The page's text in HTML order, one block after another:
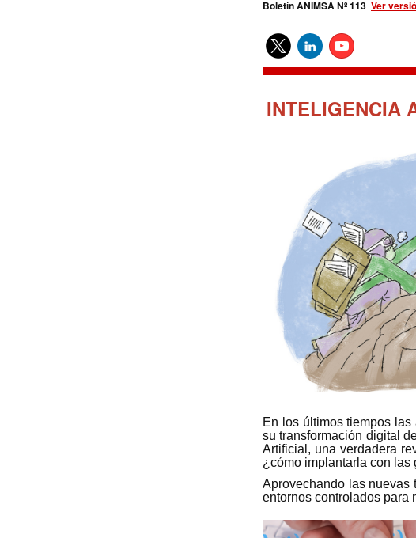
Boletín ANIMSA Nº 113 Ver
INTELIGENCIA
En los últimos tiempos
su transformación digital
Artificial, una verdadera
¿cómo implantarla con las
Aprovechando las nuevas
entornos controlados para